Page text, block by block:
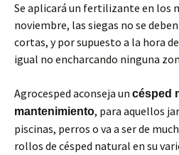
Se aplicará un fertilizante en los
noviembre, las siegas no se
cortas, y por supuesto a la hora
igual no encharcando ninguna
Agrocesped aconseja un césped
mantenimiento, para aquellos
piscinas, perros o va a ser de
rollos de césped natural en su